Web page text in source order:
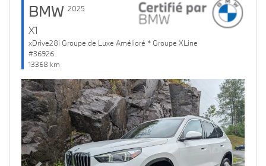
BMW 2025
X1
xDrive28i Groupe de Luxe Amélioré * Groupe XLine
#36926
13368 km